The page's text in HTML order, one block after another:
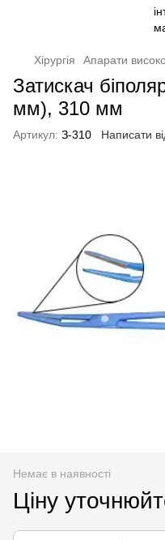
Хірургія Апарати
Затискач
мм), 310 мм
Артикул: З-310 Написати
Немає в наявності
Ціну